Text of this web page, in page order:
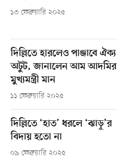
১৩ ফেব্রুয়ারি ২০২৫
দিল্লিতে হারলেও পাঞ্জাবে ঐক্য
অটুট, জানালেন আম আদমির
মুখ্যমন্ত্রী মান
১১ ফেব্রুয়ারি ২০২৫
দিল্লিতে ‘হাত’ ধরলে ‘ঝাড়ু’র
বিদায় হতো না
০৯ ফেব্রুয়ারি ২০২৫